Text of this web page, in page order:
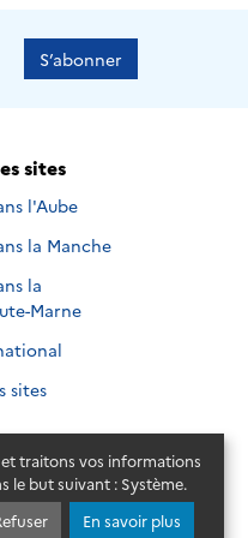
traitons vos informations
le but suivant : Système.
En savoir plus
S’abonner
sites
l'Aube
la Manche
la
Marne
sites